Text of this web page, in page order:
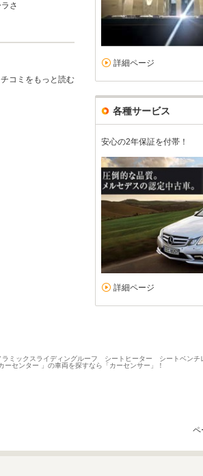
さ
メルセデス・ベンツ
コミをもっと読む
詳細ページ
各種サービス
安心の2年保証を付帯！
詳細ページ
ックスライディングルーフ シートヒーター シートベンチ
センター 」の車両を探すなら「カーセンサー」！
ペ